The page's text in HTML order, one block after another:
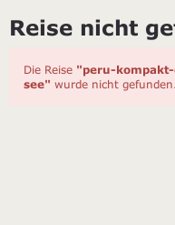
Reise nicht
Die Reise "peru-
see" wurde nicht gefunden.